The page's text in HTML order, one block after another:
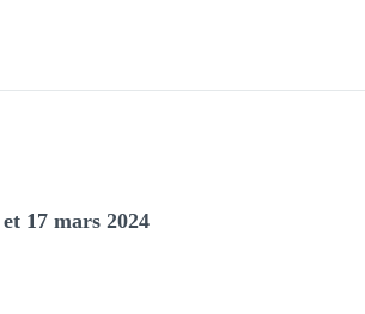
17 mars 2024